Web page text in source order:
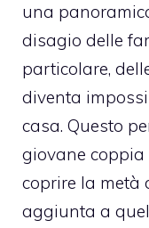
una
disagio delle
particolare,
diventa
casa. Questo
giovane
coprire la metà
aggiunta a